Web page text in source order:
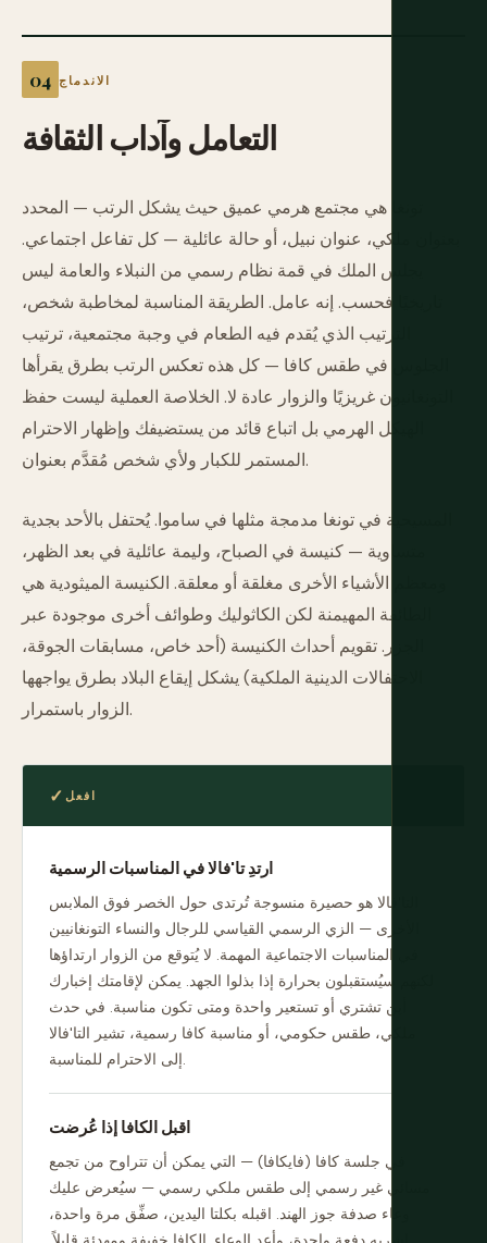
الاندماج
الثقافة وآدابالتعامل
تونغا هي مجتمع هرمي عميق حيث يشكل الرتب — المحدد
بعنوان ملكي، عنوان نبيل، أو حالة عائلية — كل تفاعل اجتماعي.
يجلس الملك في قمة نظام رسمي من النبلاء والعامة ليس
تاريخيًا فحسب. إنه عامل. الطريقة المناسبة لمخاطبة شخص،
الترتيب الذي يُقدم فيه الطعام في وجبة مجتمعية، ترتيب
الجلوس في طقس كافا — كل هذه تعكس الرتب بطرق يقرأها
التونغانيون غريزيًا والزوار عادة لا. الخلاصة العملية ليست حفظ
الهيكل الهرمي بل اتباع قائد من يستضيفك وإظهار الاحترام
المستمر للكبار ولأي شخص مُقدَّم بعنوان.
المسيحية في تونغا مدمجة مثلها في ساموا. يُحتفل بالأحد بجدية
متساوية — كنيسة في الصباح، وليمة عائلية في بعد الظهر،
ومعظم الأشياء الأخرى مغلقة أو معلقة. الكنيسة الميثودية هي
الطائفة المهيمنة لكن الكاثوليك وطوائف أخرى موجودة عبر
الجزر. تقويم أحداث الكنيسة (أحد خاص، مسابقات الجوقة،
الاحتفالات الدينية الملكية) يشكل إيقاع البلاد بطرق يواجهها
الزوار باستمرار.
افعل
ارتدِ تا'فالا في المناسبات الرسمية
التا'فالا هو حصيرة منسوجة تُرتدى حول الخصر فوق الملابس
الأخرى — الزي الرسمي القياسي للرجال والنساء التونغانيين
في المناسبات الاجتماعية المهمة. لا يُتوقع من الزوار ارتداؤها
لكنهم سيُستقبلون بحرارة إذا بذلوا الجهد. يمكن لإقامتك إخبارك
أين تشتري أو تستعير واحدة ومتى تكون مناسبة. في حدث
ملكي، طقس حكومي، أو مناسبة كافا رسمية، تشير التا'فالا
إلى الاحترام للمناسبة.
اقبل الكافا إذا عُرضت
في جلسة كافا (فايكافا) — التي يمكن أن تتراوح من تجمع
مسائي غير رسمي إلى طقس ملكي رسمي — سيُعرض عليك
وعاء صدفة جوز الهند. اقبله بكلتا اليدين، صفِّق مرة واحدة،